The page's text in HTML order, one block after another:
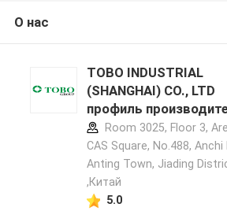
О нас
TOBO INDUSTRIAL
(SHANGHAI) CO., LTD
профиль
Room 3025, Floor 3,
CAS Square, No.488, Anchi
Anting Town, Jiading
,Китай
5.0